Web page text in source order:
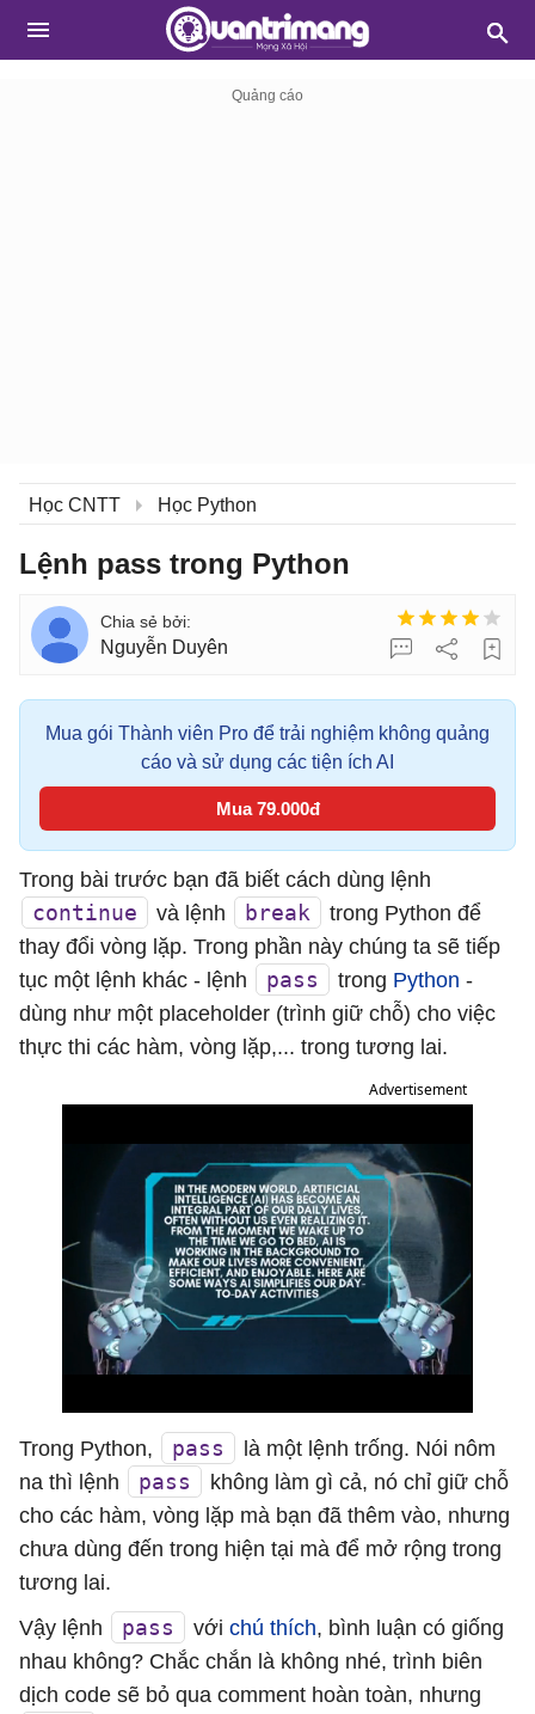
Học CNTT Học Python
Lệnh pass trong Python
Nguyễn Duyên
Mua gói Thành viên Pro để trải nghiệm không quảng
cáo và sử dụng các tiện ích AI
Mua 79.000đ
Trong bài trước bạn đã biết cách dùng lệnh
continue và lệnh break
trong Python để
thay đổi vòng lặp. Trong phần này chúng ta sẽ tiếp
tục một lệnh khác - lệnh
pass trong Python -
dùng như một placeholder (trình giữ chỗ) cho việc
thực thi các hàm, vòng lặp,... trong tương lai.
Advertisement
Trong Python, pass
là một lệnh trống. Nói nôm
na thì lệnh
pass
không làm gì cả, nó chỉ giữ chỗ
cho các hàm, vòng lặp mà bạn đã thêm vào, nhưng
chưa dùng đến trong hiện tại mà để mở rộng trong
tương lai.
Vậy lệnh
pass với chú thích, bình luận có giống
nhau không? Chắc chắn là không nhé, trình biên
dịch code sẽ bỏ qua comment hoàn toàn, nhưng